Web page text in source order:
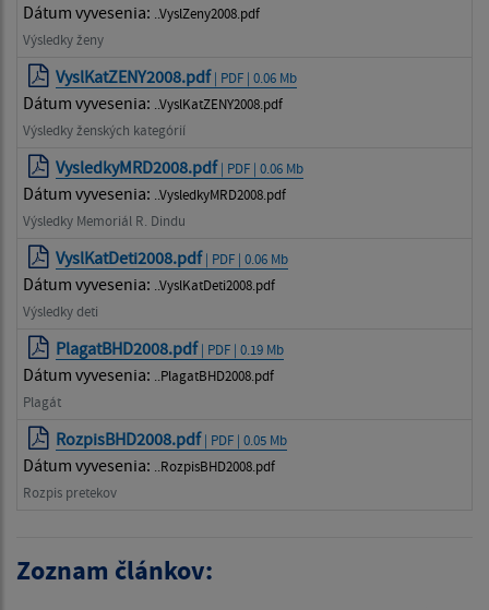
Dátum vyvesenia: ..VyslZeny2008.pdf
Výsledky ženy
VyslKatZENY2008.pdf | PDF | 0.06 Mb
Dátum vyvesenia: ..VyslKatZENY2008.pdf
Výsledky ženských kategórií
VysledkyMRD2008.pdf | PDF | 0.06 Mb
Dátum vyvesenia: ..VysledkyMRD2008.pdf
Výsledky Memoriál R. Dindu
VyslKatDeti2008.pdf | PDF | 0.06 Mb
Dátum vyvesenia: ..VyslKatDeti2008.pdf
Výsledky deti
PlagatBHD2008.pdf | PDF | 0.19 Mb
Dátum vyvesenia: ..PlagatBHD2008.pdf
Plagát
RozpisBHD2008.pdf | PDF | 0.05 Mb
Dátum vyvesenia: ..RozpisBHD2008.pdf
Rozpis pretekov
Zoznam článkov: